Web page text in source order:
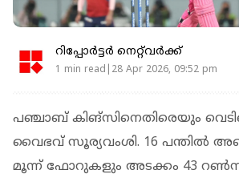
റിപ്പോർട്ടർ നെറ്റ്‌വര്‍ക്ക്‌
1 min read|28 Apr 2026, 09:52 pm
പഞ്ചാബ് കിങ്സിനെതിരെയും
വൈഭവ് സൂര്യവംശി. 16 പന്തിൽ
മൂന്ന് ഫോറുകളും അടക്കം 43